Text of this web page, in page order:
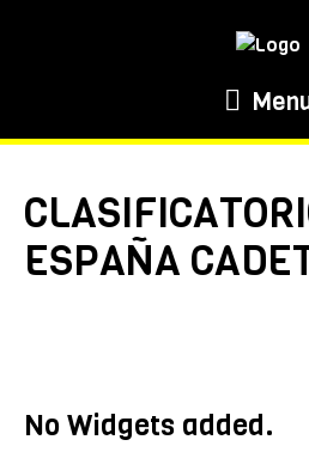
ESPAÑA
No Widgets added.